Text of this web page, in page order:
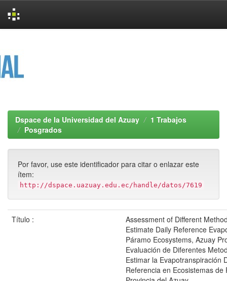
Dspace de la Universidad del Azuay
1 Trabajos
Posgrados
Por favor, use este identificador para citar o enlazar este
ítem:
http://dspace.uazuay.edu.ec/handle/datos/7619
Título :
Assessment of Different
Estimate Daily Reference
Páramo Ecosystems, Azuay
Evaluación de Diferentes
Estimar la Evapotranspiración
Referencia en Ecosistemas de